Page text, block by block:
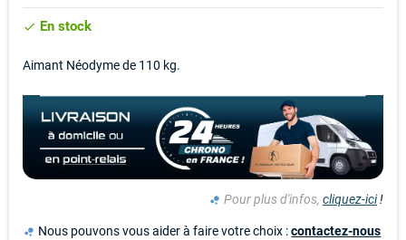
check En stock
Aimant Néodyme de 110 kg.
bubble_chart Pour plus d'infos, cliquez-ici!
bubble_chart Nous pouvons vous aider à faire votre choix :contactez-nous